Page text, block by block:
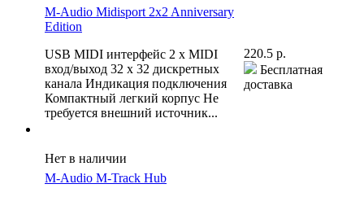
M-Audio Midisport 2x2 Anniversary
Edition
USB MIDI интерфейс 2 x MIDI
вход/выход 32 x 32 дискретных
канала Индикация подключения
Компактный легкий корпус Не
требуется внешний источник...
220.5 р.
Бесплатная
доставка
Нет в наличии
M-Audio M-Track Hub